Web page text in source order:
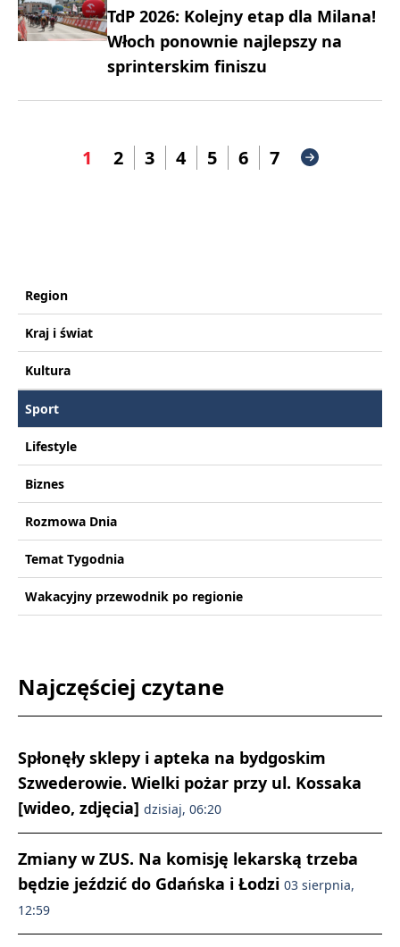
TdP 2026: Kolejny etap dla Milana!
Włoch ponownie najlepszy na
sprinterskim finiszu
1 2 3 4 5 6 7
Region
Kraj i świat
Kultura
Sport
Lifestyle
Biznes
Rozmowa Dnia
Temat Tygodnia
Wakacyjny przewodnik po regionie
Najczęściej czytane
Spłonęły sklepy i apteka na bydgoskim
Szwederowie. Wielki pożar przy ul. Kossaka
[wideo, zdjęcia] dzisiaj, 06:20
Zmiany w ZUS. Na komisję lekarską trzeba
będzie jeździć do Gdańska i Łodzi 03 sierpnia,
12:59